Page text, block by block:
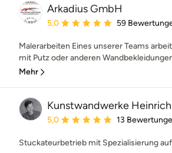
Arkadius GmbH
Durchschnittliche Bewertung: 5
5,0 59
Malerarbeiten Eines unserer Teams
mit Putz oder anderen
Mehr
Kunstwandwerke
Durchschnittliche Bewertung: 5
5,0 13
Stuckateurbetrieb mit Spezialisierung